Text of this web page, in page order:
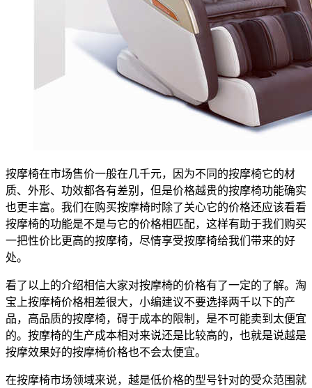
按摩椅在市场售价一般在几千元，因为不同的按摩椅它的材
质、外形、功效都各有差别，但是价格越贵的按摩椅功能确实
也更丰富。我们在购买按摩椅时除了关心它的价格还应该看看
按摩椅的功能是不是与它的价格相匹配，这样有助于我们购买
一把性价比更高的按摩椅，尽情享受按摩椅给我们带来的好
处。
看了以上的介绍相信大家对按摩椅的价格有了一定的了解。淘
宝上按摩椅价格相差很大，小编建议不要选择两千以下的产
品，高品质的按摩椅，碍于成本的限制，是不可能卖到太便宜
的。按摩椅的生产成本相对来说还是比较高的，也就是说越是
按摩效果好的按摩椅价格也不会太便宜。
在按摩椅市场领域来说，越是低价格的型号针对的受众范围就